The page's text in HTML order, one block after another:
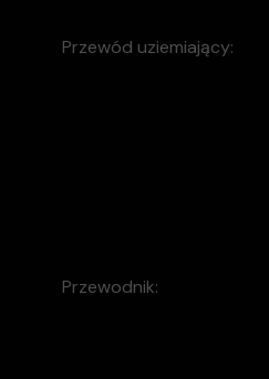
Przewód uziemiający:
Przewodnik: